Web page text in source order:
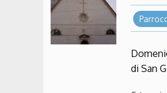
di San